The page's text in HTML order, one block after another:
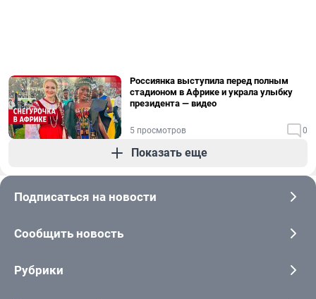
Россиянка выступила перед полным
стадионом в Африке и украла улыбку
президента — видео
5 просмотров 0
Показать еще
Подписаться на новости
Сообщить новость
Рубрики